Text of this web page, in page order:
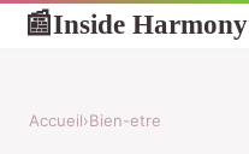
📰Inside Harmony
Accueil›Bien-etre